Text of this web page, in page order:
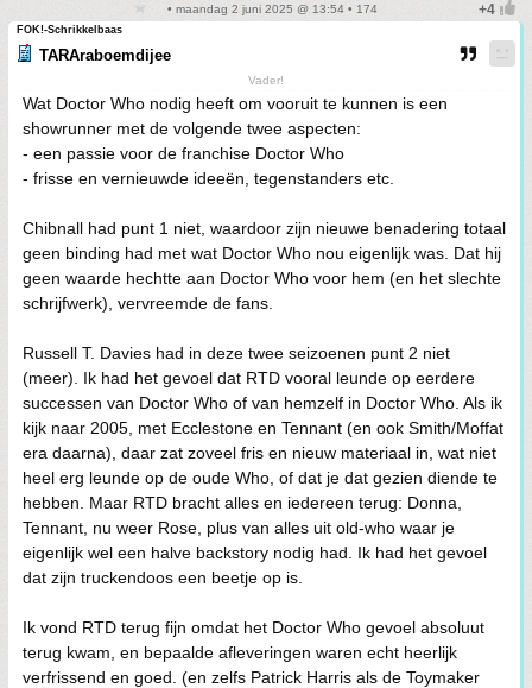
• maandag 2 juni 2025 @ 13:54 • 174
FOK!-Schrikkelbaas
TARAraboemdijee
Vader!
Wat Doctor Who nodig heeft om vooruit te kunnen is een
showrunner met de volgende twee aspecten:
- een passie voor de franchise Doctor Who
- frisse en vernieuwde ideeën, tegenstanders etc.
Chibnall had punt 1 niet, waardoor zijn nieuwe benadering totaal
geen binding had met wat Doctor Who nou eigenlijk was. Dat hij
geen waarde hechtte aan Doctor Who voor hem (en het slechte
schrijfwerk), vervreemde de fans.
Russell T. Davies had in deze twee seizoenen punt 2 niet
(meer). Ik had het gevoel dat RTD vooral leunde op eerdere
successen van Doctor Who of van hemzelf in Doctor Who. Als ik
kijk naar 2005, met Ecclestone en Tennant (en ook Smith/Moffat
era daarna), daar zat zoveel fris en nieuw materiaal in, wat niet
heel erg leunde op de oude Who, of dat je dat gezien diende te
hebben. Maar RTD bracht alles en iedereen terug: Donna,
Tennant, nu weer Rose, plus van alles uit old-who waar je
eigenlijk wel een halve backstory nodig had. Ik had het gevoel
dat zijn truckendoos een beetje op is.
Ik vond RTD terug fijn omdat het Doctor Who gevoel absoluut
terug kwam, en bepaalde afleveringen waren echt heerlijk
verfrissend en goed. (en zelfs Patrick Harris als de Toymaker